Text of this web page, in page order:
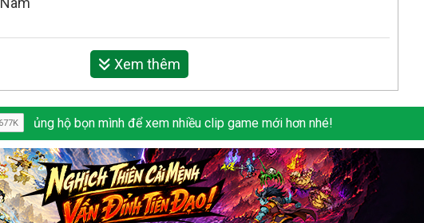
Xem thêm
ủng hộ bọn mình để xem nhiều clip game mới hơn nhé!